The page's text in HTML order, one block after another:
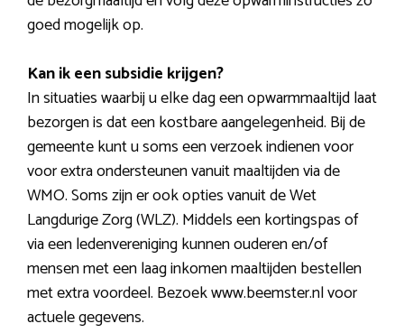
goed mogelijk op.
Kan ik een subsidie krijgen?
In situaties waarbij u elke dag een opwarmmaaltijd laat
bezorgen is dat een kostbare aangelegenheid. Bij de
gemeente kunt u soms een verzoek indienen voor
voor extra ondersteunen vanuit maaltijden via de
WMO. Soms zijn er ook opties vanuit de Wet
Langdurige Zorg (WLZ). Middels een kortingspas of
via een ledenvereniging kunnen ouderen en/of
mensen met een laag inkomen maaltijden bestellen
met extra voordeel. Bezoek www.beemster.nl voor
actuele gegevens.